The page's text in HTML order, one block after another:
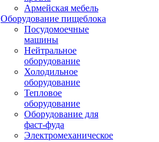
Армейская мебель
Оборудование пищеблока
Посудомоечные
машины
Нейтральное
оборудование
Холодильное
оборудование
Тепловое
оборудование
Оборудование для
фаст-фуда
Электромеханическое